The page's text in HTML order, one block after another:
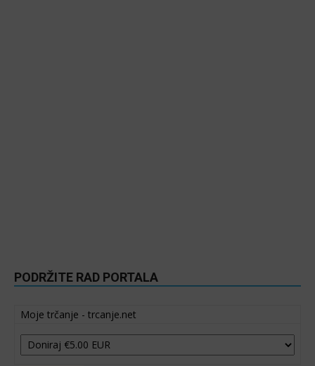
PODRŽITE RAD PORTALA
Moje trčanje - trcanje.net